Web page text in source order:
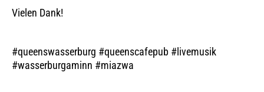
Vielen Dank!
#queenswasserburg #queenscafepub #livemusik
#wasserburgaminn #miazwa